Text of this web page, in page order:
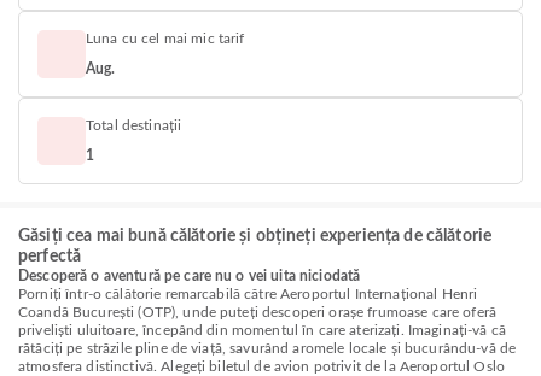
Luna cu cel mai mic tarif
Aug.
Total destinații
1
Găsiți cea mai bună călătorie și obțineți experiența de călătorie
perfectă
Descoperă o aventură pe care nu o vei uita niciodată
Porniți într-o călătorie remarcabilă către Aeroportul Internațional Henri
Coandă București (OTP), unde puteți descoperi orașe frumoase care oferă
priveliști uluitoare, începând din momentul în care aterizați. Imaginați-vă că
rătăciți pe străzile pline de viață, savurând aromele locale și bucurându-vă de
atmosfera distinctivă. Alegeți biletul de avion potrivit de la Aeroportul Oslo